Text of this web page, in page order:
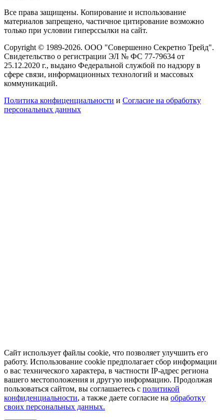
Все права защищены. Копирование и использование
материалов запрещено, частичное цитирование возможно
только при условии гиперссылки на сайт.
Copyright © 1989-2026. ООО "Совершенно Секретно Трейд".
Свидетельство о регистрации ЭЛ № ФС 77-79634 от
25.12.2020 г., выдано Федеральной службой по надзору в
сфере связи, информационных технологий и массовых
коммуникаций.
Политика конфиценциальности и Согласие на обработку
персональных данных
Сайт использует файлы cookie, что позволяет улучшить его
работу. Использование cookie предполагает сбор информации
о вас технического характера, в частности IP-адрес региона
вашего местоположения и другую информацию. Продолжая
пользоваться сайтом, вы соглашаетесь с политикой
конфиденциальности, а также даете согласие на обработку
своих персональных данных.